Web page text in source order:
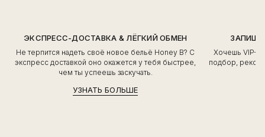
ЭКСПРЕСС-ДОСТАВКА & ЛЁГКИЙ ОБМЕН
Не терпится надеть своё новое бельё Honey B? С
экспресс доставкой оно окажется у тебя быстрее,
чем ты успеешь заскучать.
УЗНАТЬ БОЛЬШЕ
Хочешь VIP-
подбор,